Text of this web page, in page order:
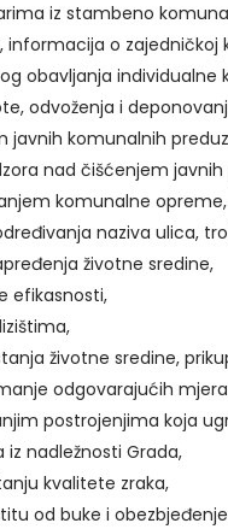
iz stambeno
informacija o
obavljanja
odvoženja i
javnih komunalnih
nad čišćenjem
komunalne opreme,
naziva ulica,
životne sredine,
efikasnosti,
životne sredine,
odgovarajućih
postrojenjima koja
iz nadležnosti Grada,
kvalitete zraka,
od buke i